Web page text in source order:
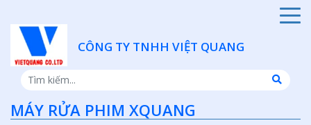
CÔNG TY TNHH VIỆT QUANG
MÁY RỬA PHIM XQUANG